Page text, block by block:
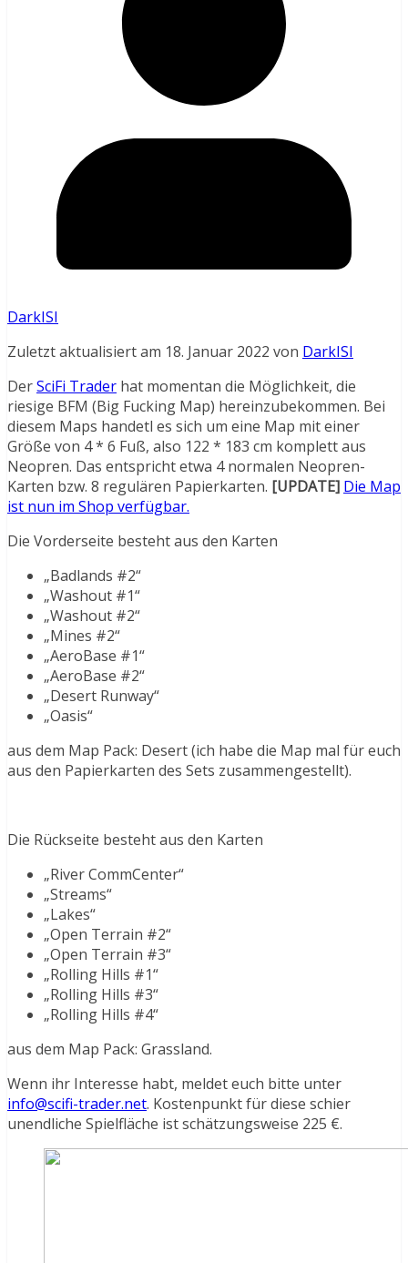
DarkISI
Zuletzt aktualisiert am 18. Januar 2022 von DarkISI
DerSciFi Trader hat momentan die Möglichkeit, die
riesige BFM (Big Fucking Map) hereinzubekommen. Bei
diesem Maps handetl es sich um eine Map mit einer
Größe von 4 * 6 Fuß, also 122 * 183 cm komplett aus
Neopren. Das entspricht etwa 4 normalen Neopren-
Karten bzw. 8 regulären Papierkarten. [UPDATE] Die Map
ist nun im Shop verfügbar.
Die Vorderseite besteht aus den Karten
„Badlands #2“
„Washout #1“
„Washout #2“
„Mines #2“
„AeroBase #1“
„AeroBase #2“
„Desert Runway“
„Oasis“
aus dem Map Pack: Desert (ich habe die Map mal für euch
aus den Papierkarten des Sets zusammengestellt).
Die Rückseite besteht aus den Karten
„River CommCenter“
„Streams“
„Lakes“
„Open Terrain #2“
„Open Terrain #3“
„Rolling Hills #1“
„Rolling Hills #3“
„Rolling Hills #4“
aus dem Map Pack: Grassland.
Wenn ihr Interesse habt, meldet euch bitte unter
info@scifi-trader.net. Kostenpunkt für diese schier
unendliche Spielfläche ist schätzungsweise 225 €.